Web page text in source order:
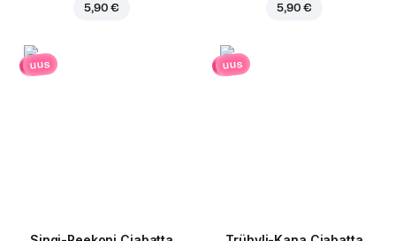
5,90 € 5,90 €
uus uus